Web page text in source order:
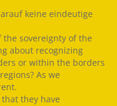
keine eindeutige
sovereignty of the
about recognizing
or within the borders
As we
they have